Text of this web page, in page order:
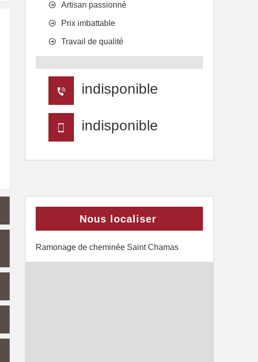
Artisan passionné
Prix imbattable
Travail de qualité
indisponible
indisponible
Nous localiser
Ramonage de cheminée Saint Chamas